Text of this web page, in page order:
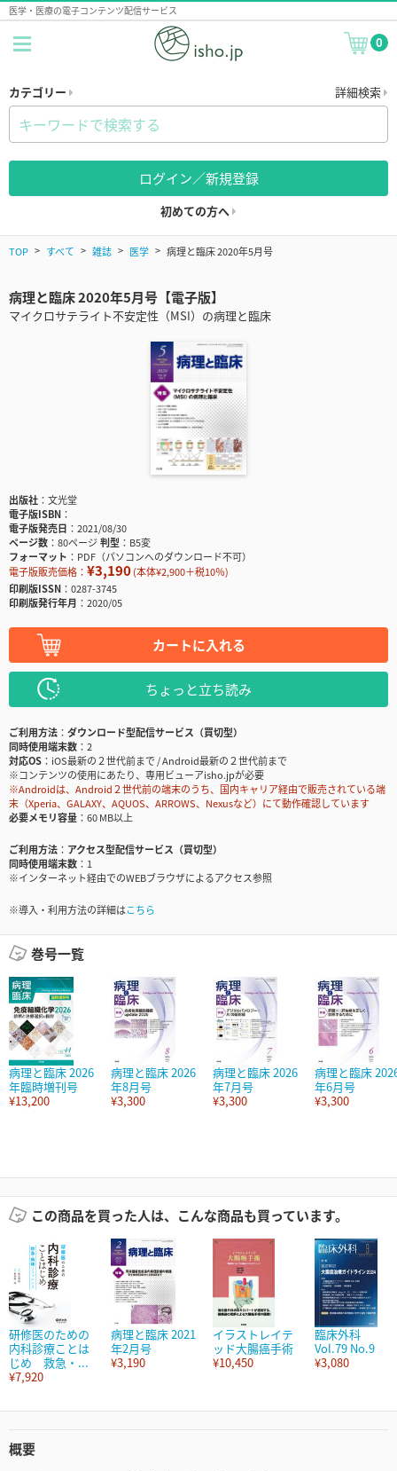
医学・医療の電子コンテンツ配信サービス
0
カテゴリー 詳細検索
ログイン／新規登録
初めての方へ
TOP すべて 雑誌 医学 病理と臨床 2020年5月号
病理と臨床 2020年5月号【電子版】
マイクロサテライト不安定性（MSI）の病理と臨床
出版社
文光堂
電子版ISBN
電子版発売日
2021/08/30
ページ数
80ページ判型
B5変
フォーマット
PDF（パソコンへのダウンロード不可）
電子版販売価格： ¥3,190(本体¥2,900＋税10％)
印刷版ISSN
0287-3745
印刷版発行年月
2020/05
カートに入れる
ちょっと立ち読み
ご利用方法
ダウンロード型配信サービス（買切型）
同時使用端末数
2
対応OS
iOS最新の２世代前まで / Android最新の２世代前まで
※コンテンツの使用にあたり、専用ビューアisho.jpが必要
※Androidは、Android２世代前の端末のうち、国内キャリア経由で販売されている端
末（Xperia、GALAXY、AQUOS、ARROWS、Nexusなど）にて動作確認しています
必要メモリ容量
60 MB以上
ご利用方法
アクセス型配信サービス（買切型）
同時使用端末数
1
※インターネット経由でのWEBブラウザによるアクセス参照
※導入・利用方法の詳細はこちら
巻号一覧
病理と臨床 2026
年臨時増刊号
¥13,200
病理と臨床 2026
年8月号
¥3,300
病理と臨床 2026
年7月号
¥3,300
病理と臨床
年6月号
¥3,300
この商品を買った人は、こんな商品も買っています。
研修医のための
内科診療ことは
じめ 救急・...
¥7,920
病理と臨床 2021
年2月号
¥3,190
イラストレイテ
ッド大腸癌手術
¥10,450
臨床外科
Vol.79 No.9
¥3,080
概要